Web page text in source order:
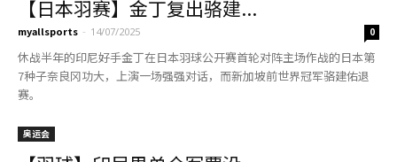
【日本羽赛】金丁复出骆建...
myallsports - 14/07/2025 0
休战半年的印尼好手金丁在日本羽球公开赛首轮对阵主场作战的日本第
7种子奈良冈功大，上演一场强强对话，而新加坡前世界冠军骆建佑退
赛。
奥运会